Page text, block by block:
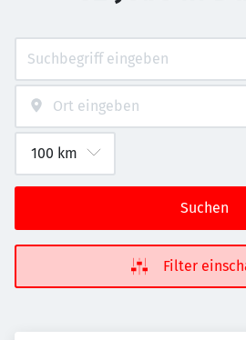
Suchen
Filter